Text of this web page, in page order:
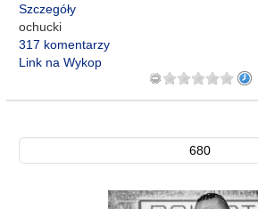
Szczegóły
ochucki
317 komentarzy
Link na Wykop
680